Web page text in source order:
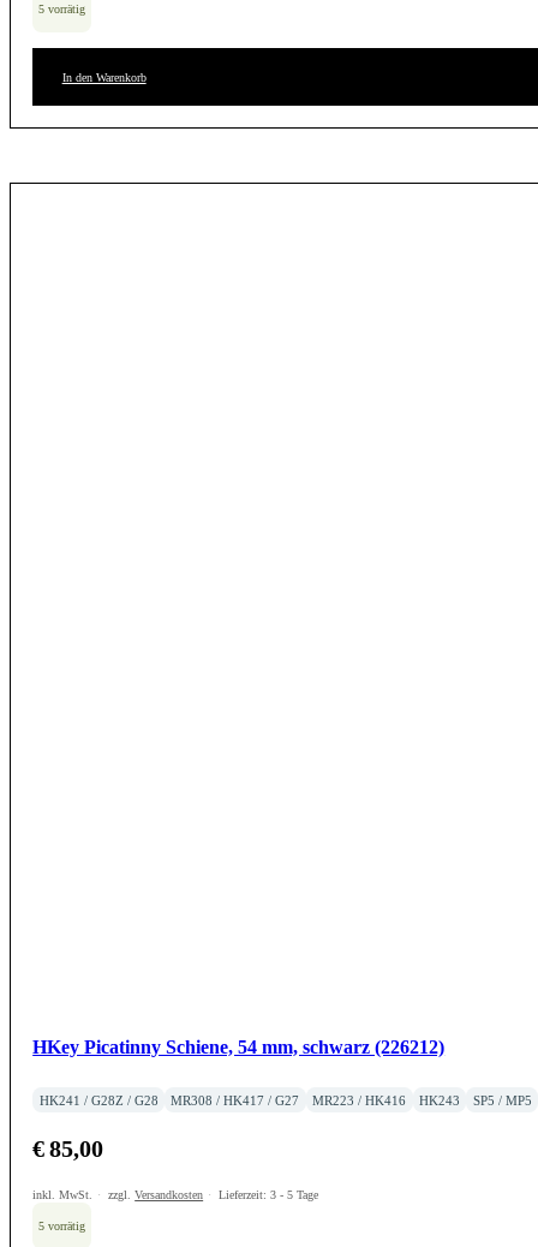
5 vorrätig
In den Warenkorb
HKey Picatinny Schiene, 54 mm, schwarz (226212)
HK241 / G28Z / G28 MR308 / HK417 / G27 MR223 / HK416 HK243 SP5 / MP5
€85,00
inkl. MwSt. zzgl.Versandkosten Lieferzeit:3 - 5 Tage
5 vorrätig